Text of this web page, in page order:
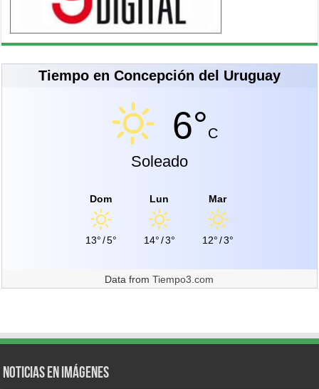
Tiempo en Concepción del Uruguay
6°C
Soleado
Dom
13°/5°
Lun
14°/3°
Mar
12°/3°
Data fromTiempo3.com
Noticias en Imágenes